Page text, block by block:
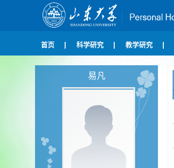
首页 科学研究 教学研究
易凡